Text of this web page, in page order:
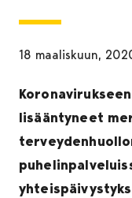
18 maaliskuun,
lisääntyneet